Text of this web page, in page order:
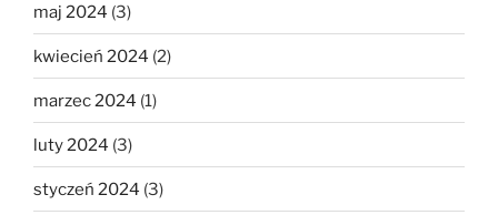
maj 2024 (3)
kwiecień 2024 (2)
marzec 2024 (1)
luty 2024 (3)
styczeń 2024 (3)